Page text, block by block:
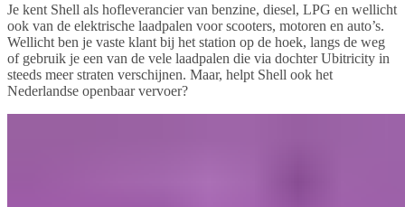
Je kent Shell als hofleverancier van benzine, diesel, LPG en wellicht
ook van de elektrische laadpalen voor scooters, motoren en auto’s.
Wellicht ben je vaste klant bij het station op de hoek, langs de weg
of gebruik je een van de vele laadpalen die via dochter Ubitricity in
steeds meer straten verschijnen. Maar, helpt Shell ook het
Nederlandse openbaar vervoer?